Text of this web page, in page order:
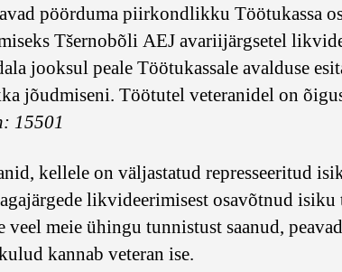
pöörduma piirkondlikku Töötukassa
Tšernobõli AEJ avariijärgsetel
jooksul peale Töötukassale avalduse
jõudmiseni. Töötutel veteranidel on
15501
kellele on väljastatud represseeritud
likvideerimisest osavõtnud
meie ühingu tunnistust saanud,
kannab veteran ise.